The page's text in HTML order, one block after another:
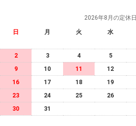
2026年8月の定休日
日 月 火 水
2
3 4 5
9
10 11 12
16
17 18 19
23
24 25 26
30
31